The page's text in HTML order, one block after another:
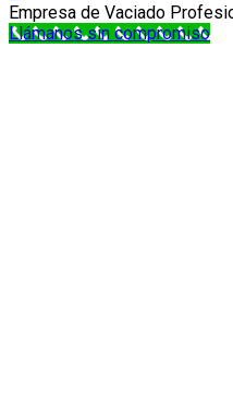
Empresa de Vaciado
Llámanos sin compromiso